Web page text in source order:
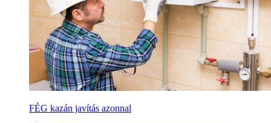
FÉG kazán javítás azonnal